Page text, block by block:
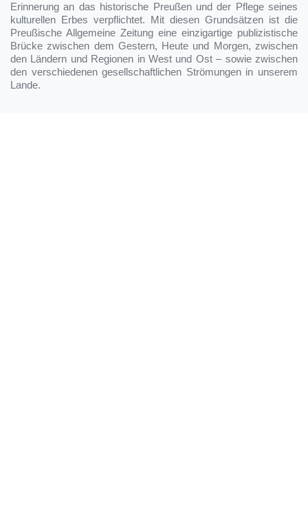
Erinnerung an das historische Preußen und der Pflege seines
kulturellen Erbes verpflichtet. Mit diesen Grundsätzen ist die
Preußische Allgemeine Zeitung eine einzigartige publizistische
Brücke zwischen dem Gestern, Heute und Morgen, zwischen
den Ländern und Regionen in West und Ost – sowie zwischen
den verschiedenen gesellschaftlichen Strömungen in unserem
Lande.